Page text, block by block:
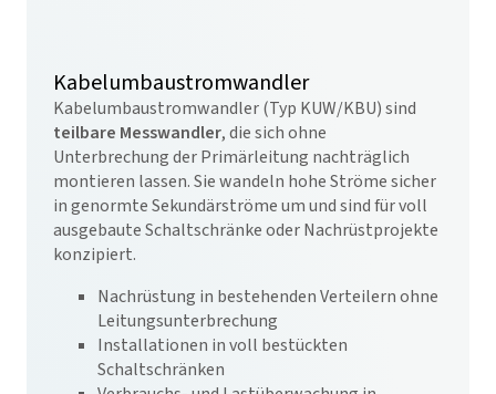
Kabelumbaustromwandler
Kabelumbaustromwandler (Typ KUW/KBU) sind
teilbare Messwandler, die sich ohne
Unterbrechung der Primärleitung nachträglich
montieren lassen. Sie wandeln hohe Ströme sicher
in genormte Sekundärströme um und sind für voll
ausgebaute Schaltschränke oder Nachrüstprojekte
konzipiert.
Nachrüstung in bestehenden Verteilern ohne
Leitungsunterbrechung
Installationen in voll bestückten
Schaltschränken